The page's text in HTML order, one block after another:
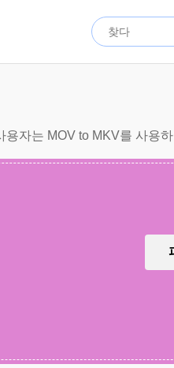
용자는 MOV to MKV를 사용